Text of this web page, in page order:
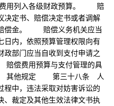
用列入各级财政预算。 赔
决定书、赔偿决定书或者调解
赔偿金。 赔偿义务机关应当
日内，依照预算管理权限向有
政部门应当自收到支付申请之
偿费用预算与支付管理的具
章 其他规定 第三十八条 人
程中，违法采取对妨害诉讼的
裁定及其他生效法律文书执